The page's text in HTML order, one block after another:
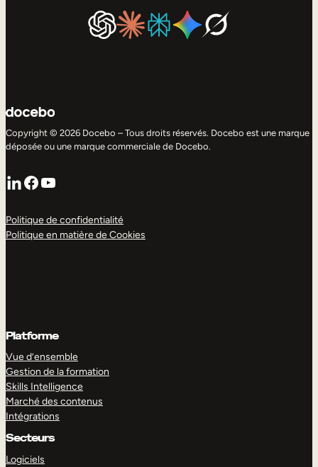
Copyright © 2026 Docebo – Tous droits réservés. Docebo est une marque
déposée ou une marque commerciale de Docebo.
LinkedIn
Facebook
YouTube
Politique de confidentialité
Politique en matière de Cookies
Platforme
Vue d’ensemble
Gestion de la formation
Skills Intelligence
Marché des contenus
Intégrations
Secteurs
Logiciels